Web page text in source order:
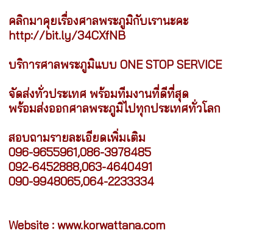
คลิกมาคุยเรื่องศาลพระภูมิกับเรานะคะ
http://bit.ly/34CXfNB
บริการศาลพระภูมิแบบ ONE STOP SERVICE
จัดส่งทั่วประเทศ พร้อมทีมงานที่ดีที่สุด
พร้อมส่งออกศาลพระภูมิไปทุกประเทศทั่วโลก
สอบถามรายละเอียดเพิ่มเติม
096-9655961,086-3978485
092-6452888,063-4640491
090-9948065,064-2233334
Website :www.korwattana.com